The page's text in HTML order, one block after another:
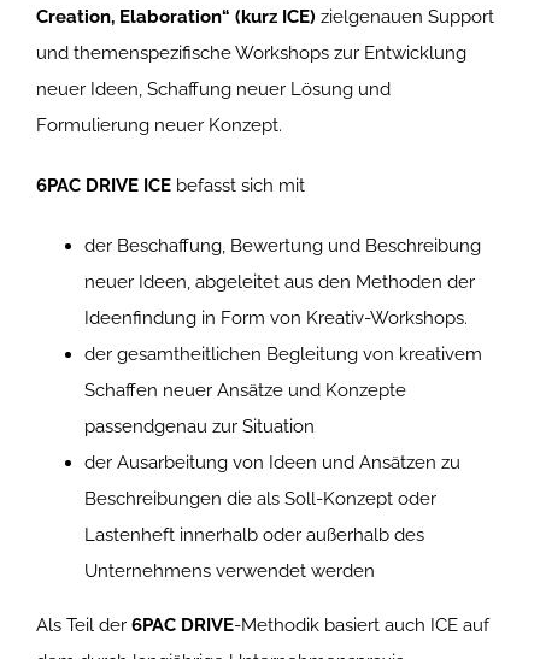
Creation, Elaboration“ (kurz ICE) zielgenauen Support
und themenspezifische Workshops zur Entwicklung
neuer Ideen, Schaffung neuer Lösung und
Formulierung neuer Konzept.
6PAC DRIVE ICE befasst sich mit
der Beschaffung, Bewertung und Beschreibung
neuer Ideen, abgeleitet aus den Methoden der
Ideenfindung in Form von Kreativ-Workshops.
der gesamtheitlichen Begleitung von kreativem
Schaffen neuer Ansätze und Konzepte
passendgenau zur Situation
der Ausarbeitung von Ideen und Ansätzen zu
Beschreibungen die als Soll-Konzept oder
Lastenheft innerhalb oder außerhalb des
Unternehmens verwendet werden
Als Teil der 6PAC DRIVE-Methodik basiert auch ICE auf